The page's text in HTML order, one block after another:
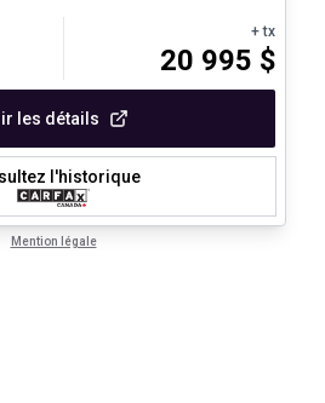
+ tx
20 995 $
les détails
l'historique
Mention légale